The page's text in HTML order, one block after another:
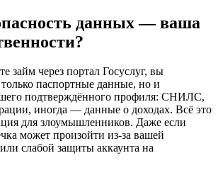
данных — ваша
займ через портал Госуслуг, вы
паспортные данные, но и
подтверждённого профиля: СНИЛС,
иногда — данные о доходах. Всё это
для злоумышленников. Даже если
может произойти из-за вашей
слабой защиты аккаунта на